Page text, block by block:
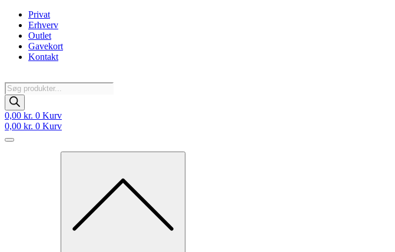
Videre
indhold
Privat
Erhverv
Outlet
Gavekort
Kontakt
Products
search
0,00 kr. 0 Kurv
0,00 kr. 0 Kurv